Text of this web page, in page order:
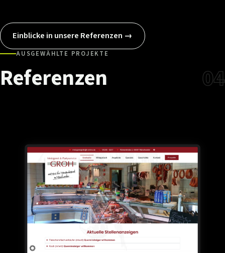
Einblicke in unsere Referenzen →
AUSGEWÄHLTE PROJEKTE
Referenzen 04